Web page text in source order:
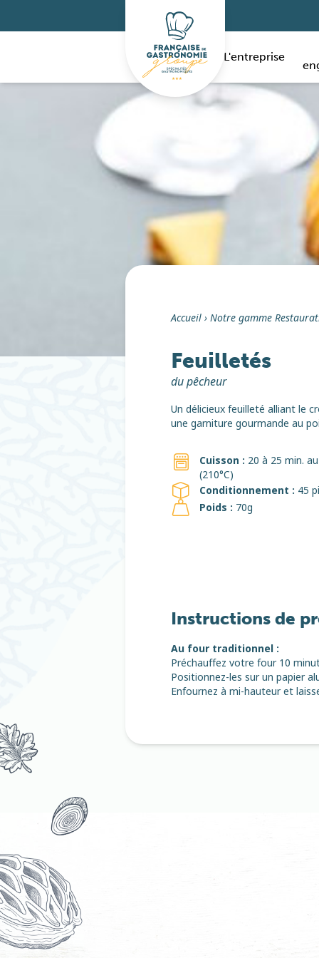
L'entreprise
Accueil › Notre gamme
Feuilletés
du pêcheur
Un délicieux feuilleté alliant le
une garniture gourmande au
Cuisson : 20 à 25 min.
(210°C)
Conditionnement : 45
Poids : 70g
Instructions de
Au four traditionnel :
Préchauffez votre four 10
Positionnez-les sur un papier
Enfournez à mi-hauteur et